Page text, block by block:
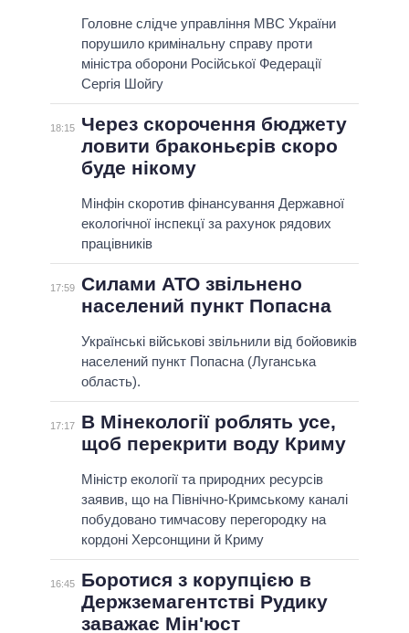
Головне слідче управління МВС України
порушило кримінальну справу проти
міністра оборони Російської Федерації
Сергія Шойгу
18:15
Через скорочення бюджету
ловити браконьєрів скоро
буде нікому
Мінфін скоротив фінансування Державної
екологічної інспекцї за рахунок рядових
працівників
17:59 Силами АТО звільнено
населений пункт Попасна
Українські військові звільнили від бойовиків
населений пункт Попасна (Луганська
область).
17:17
В Мінекології роблять усе,
щоб перекрити воду Криму
Міністр екології та природних ресурсів
заявив, що на Північно-Кримському каналі
побудовано тимчасову перегородку на
кордоні Херсонщини й Криму
16:45
Боротися з корупцією в
Держземагентстві Рудику
заважає Мін'юст